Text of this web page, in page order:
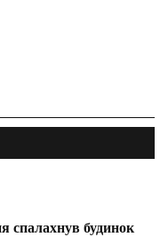
спалахнув будинок